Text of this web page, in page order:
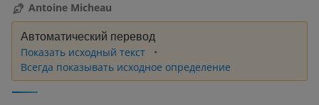
Antoine Micheau
Автоматический перевод
Показать исходный текст
Всегда показывать исходное определение